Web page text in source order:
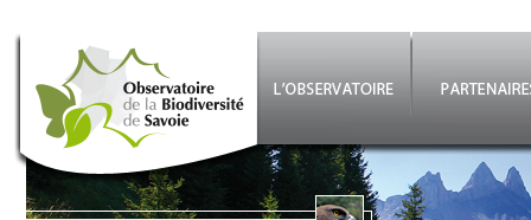
Aller au contenu principal